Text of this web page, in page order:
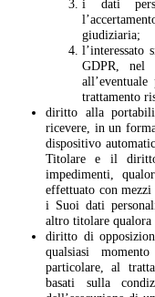
i dati
giudiziaria;
l’interessato
GDPR, nel
trattamento
diritto alla
ricevere, in un
dispositivo
Titolare e il
impedimenti,
effettuato con
i Suoi dati
altro titolare qualora
diritto di
qualsiasi
particolare, al
basati sulla